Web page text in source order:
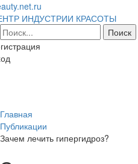
ИНДУСТРИИ КРАСОТЫ
Главная
Публикации
Зачем лечить гипергидроз?